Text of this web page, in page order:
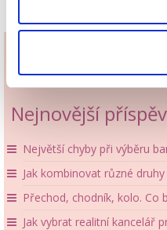
Nejnovější
Největší chyby při výběru
Jak kombinovat různé
Přechod, chodník, kolo. Co
Jak vybrat realitní kancelář